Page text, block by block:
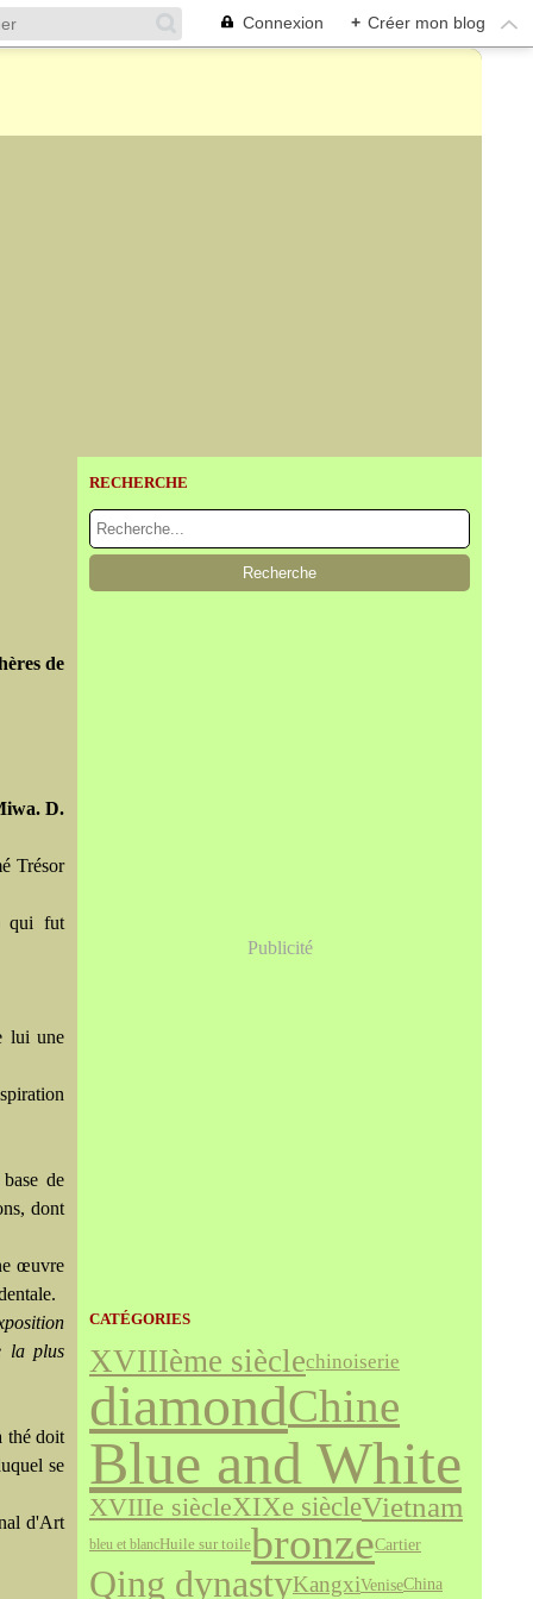
Connexion + Créer mon blog
de
D.
Trésor
qui fut
lui une
de
dont
œuvre
la plus
thé doit
se
d'Art
RECHERCHE
Publicité
CATÉGORIES
XVIIIème sièclechinoiserie
diamondChine
Blue and White
XVIIIe siècleXIXe siècleVietnam
bleu et blancHuile sur toilebronzeCartier
Qing dynastyKangxiVeniseChina